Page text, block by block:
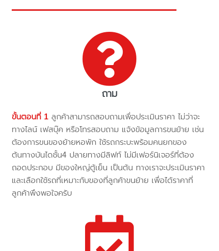
ถาม
ขั้นตอนที่ 1 ลูกค้าสามารถสอบถามเพื่อประเมินราคา ไม่ว่าจะ
ทางไลน์ เฟสบุ๊ค หรือโทรสอบถาม แจ้งข้อมูลการขนย้าย เช่น
ต้องการขนของย้ายหอพัก ใช้รถกระบะพร้อมคนยกของ
ต้นทางบันไดชั้น4 ปลายทางมีลิฟท์ ไม่มีเฟอร์นิเจอร์ที่ต้อง
ถอดประกอบ มีของใหญ่ตู้เย็น เป็นต้น ทางเราจะประเมินราคา
และเลือกใช้รถที่เหมาะกับของที่ลูกค้าขนย้าย เพื่อได้ราคาที่
ลูกค้าพึงพอใจครับ